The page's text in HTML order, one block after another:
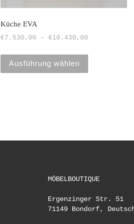
Küche EVA
€7.530,00 – €10.430,00
Ausführung wählen
MÖBELBOUTIQUE
Ergenzinger Str. 51
71149 Bondorf,